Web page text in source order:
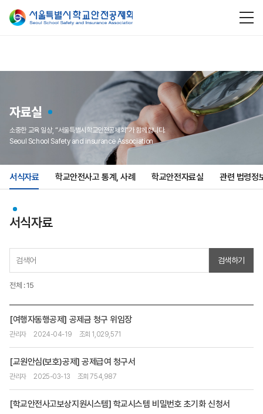
자료실
소중한 교육 일상, “서울특별시학교안전공제회”가 함께합니다.
Seoul School Safety and insurance Association
서식자료 학교안전사고 통계, 사례 학교안전자료실 관련 법령정
서식자료
전체 : 15
검색하기
[여행자동행공제] 공제금 청구 위임장
관리자 2024-04-19 조회 1,029,571
[교원안심(보호)공제] 공제급여 청구서
관리자 2025-03-13 조회 754,987
[학교안전사고보상지원시스템] 학교시스템 비밀번호 초기화 신청서